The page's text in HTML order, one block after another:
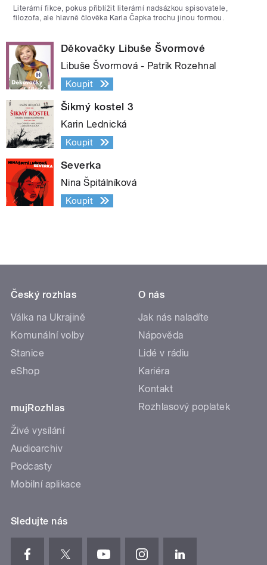
Literární fikce, pokus přiblížit literární nadsázkou spisovatele,
filozofa, ale hlavně člověka Karla Čapka trochu jinou formou.
Děkovačky Libuše Švormové
Libuše Švormová - Patrik Rozehnal
Koupit
Šikmý kostel 3
Karin Lednická
Koupit
Severka
Nina Špitálníková
Koupit
Český rozhlas
Válka na Ukrajině
Komunální volby
Stanice
eShop
mujRozhlas
Živé vysílání
Audioarchiv
Podcasty
Mobilní aplikace
O nás
Jak nás naladíte
Nápověda
Lidé v rádiu
Kariéra
Kontakt
Rozhlasový poplatek
Sledujte nás